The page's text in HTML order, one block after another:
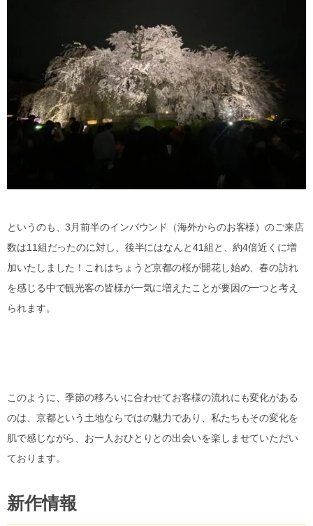
というのも、3月前半のインバウンド（海外からのお客様）のご来店
数は11組だったのに対し、後半にはなんと41組と、約4倍近くに増
加いたしました！これはちょうど京都の桜が開花し始め、春の訪れ
を感じる中で観光客の皆様が一気に増えたことが要因の一つと考え
られます。
このように、季節の移ろいに合わせてお客様の流れにも変化がある
のは、京都という土地ならではの魅力であり、私たちもその変化を
肌で感じながら、お一人おひとりとの出会いを楽しませていただい
ております。
新作情報